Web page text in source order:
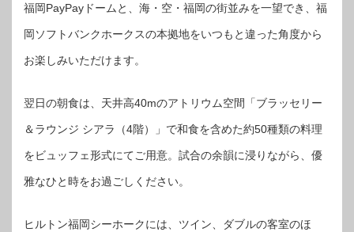
福岡PayPayドームと、海・空・福岡の街並みを一望でき、福
岡ソフトバンクホークスの本拠地をいつもと違った角度から
お楽しみいただけます。
翌日の朝食は、天井高40mのアトリウム空間「ブラッセリー
＆ラウンジ シアラ（4階）」で和食を含めた約50種類の料理
をビュッフェ形式にてご用意。試合の余韻に浸りながら、優
雅なひと時をお過ごしください。
ヒルトン福岡シーホークには、ツイン、ダブルの客室のほ